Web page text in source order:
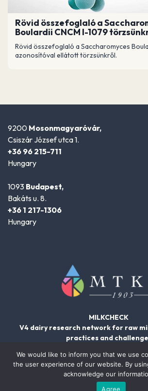
Rövid összefoglaló a
Boulardii CNCM I-1079
Rövid összefoglaló a Saccharomyces
azonosítóval ellátott törzsünkről.
9200 Mosonmagyaróvár,
Csiszár József utca 1.
+36 96 215-711
Hungary
1093 Budapest,
Bakáts u. 8.
+36 1 217-1306
Hungary
MILKCHECK
V4 dairy research network for raw
practices and
© 2026
We would like to inform you that we use
the user experience of our website. By
acknowledge our
Agree